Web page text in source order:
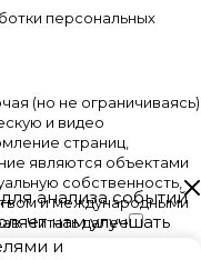
персональных
(но не ограничиваясь)
и видео
страниц,
являются объектами
собственность,
и международными
Читать далее
анализа событий
нам улучшать
и